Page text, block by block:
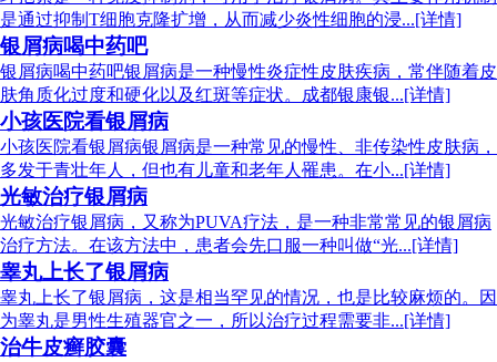
是通过抑制T细胞克隆扩增，从而减少炎性细胞的浸...[详情]
银屑病喝中药吧
银屑病喝中药吧银屑病是一种慢性炎症性皮肤疾病，常伴随着皮
肤角质化过度和硬化以及红斑等症状。成都银康银...[详情]
小孩医院看银屑病
小孩医院看银屑病银屑病是一种常见的慢性、非传染性皮肤病，
多发于青壮年人，但也有儿童和老年人罹患。在小...[详情]
光敏治疗银屑病
光敏治疗银屑病，又称为PUVA疗法，是一种非常常见的银屑病
治疗方法。在该方法中，患者会先口服一种叫做“光...[详情]
睾丸上长了银屑病
睾丸上长了银屑病，这是相当罕见的情况，也是比较麻烦的。因
为睾丸是男性生殖器官之一，所以治疗过程需要非...[详情]
治牛皮癣胶囊